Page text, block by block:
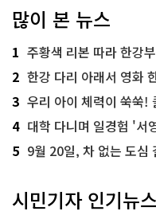
많이 본 뉴스
1 주황색 리본 따라 한강부터
2 한강 다리 아래서 영화
3 우리 아이 체력이 쑥쑥!
4 대학 다니며 일경험 '
5 9월 20일, 차 없는 도심 걸
시민기자 인기뉴스